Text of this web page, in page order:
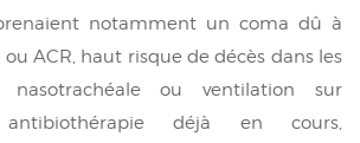
notamment un coma dû à
ACR, haut risque de décès dans les
nasotrachéale ou ventilation sur
antibiothérapie déjà en cours,